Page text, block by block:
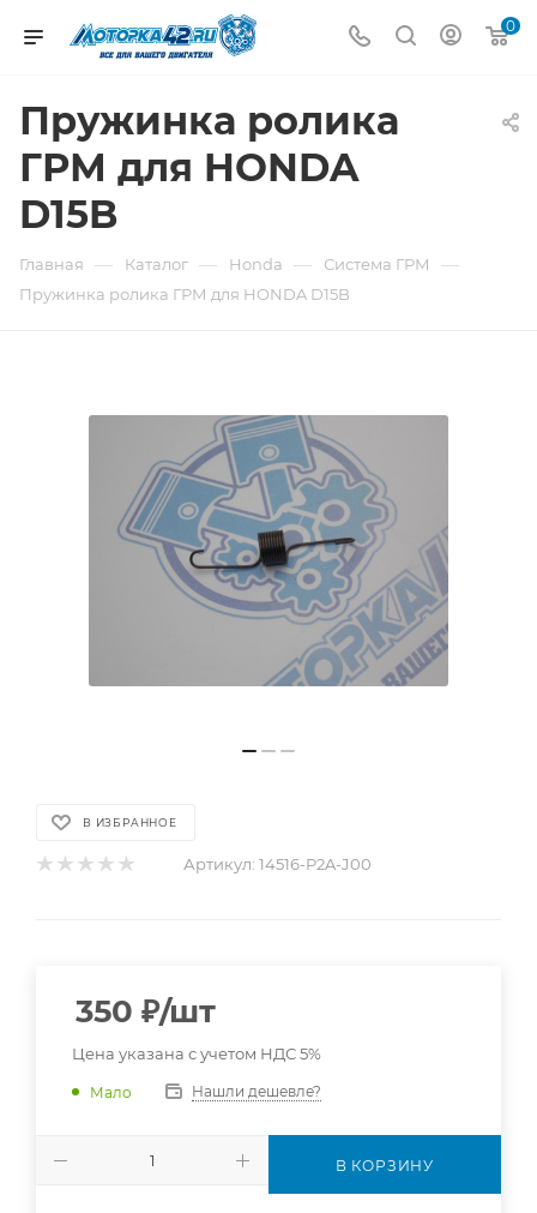
0
Пружинка ролика
ГРМ для HONDA
D15B
Главная — Каталог — Honda — Система ГРМ —
Пружинка ролика ГРМ для HONDA D15B
В ИЗБРАННОЕ
Артикул: 14516-P2A-J00
350 ₽/шт
Цена указана с учетом НДС 5%
Мало Нашли дешевле?
В КОРЗИНУ